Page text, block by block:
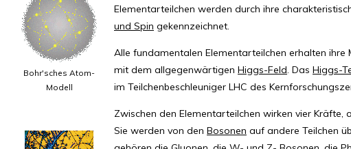
Bohr'sches Atom-
Modell
Elementarteilchen werden durch ihre
und Spin gekennzeichnet.
Alle fundamentalen Elementarteilchen erhalten ihre
mit dem allgegenwärtigen Higgs-Feld. Das Higgs-
im Teilchenbeschleuniger LHC des
Zwischen den Elementarteilchen wirken vier Kräfte,
Sie werden von den Bosonen auf andere Teilchen